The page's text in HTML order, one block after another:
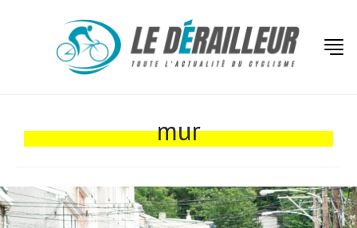
mur
Technologies
Conseils